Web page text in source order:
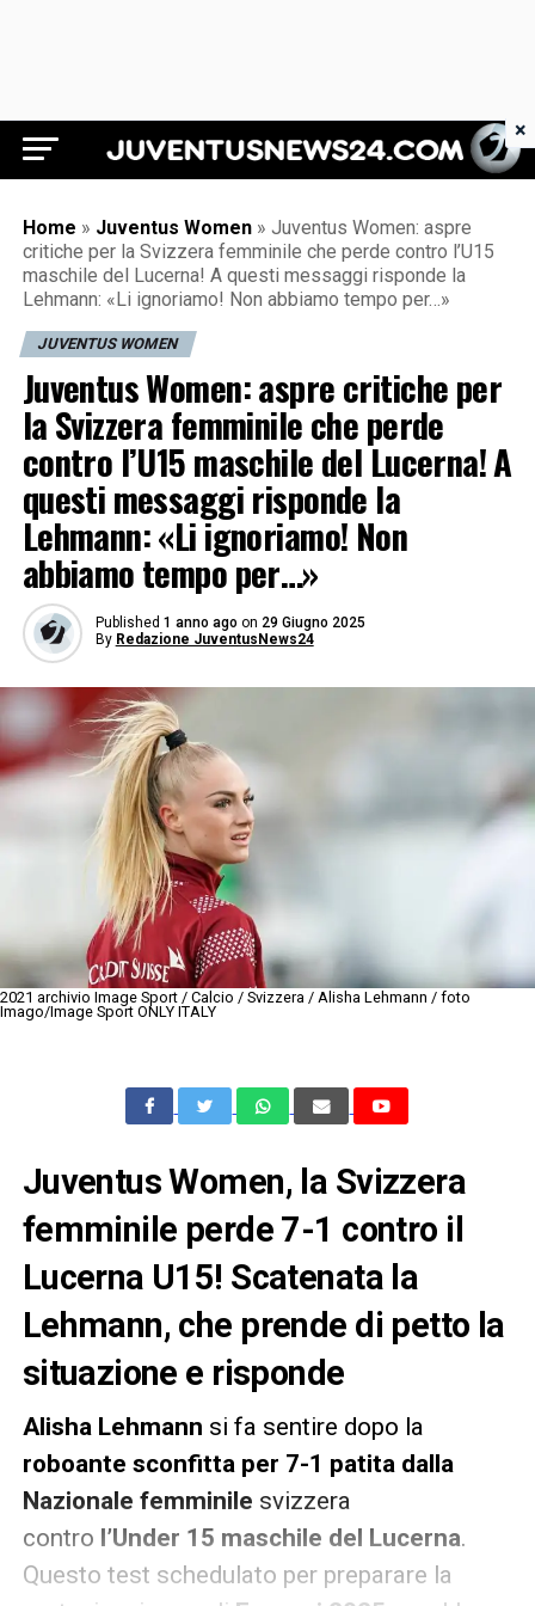
Juventus News 24
Home » Juventus Women » Juventus Women: aspre
critiche per la Svizzera femminile che perde contro l’U15
maschile del Lucerna! A questi messaggi risponde la
Lehmann: «Li ignoriamo! Non abbiamo tempo per…»
JUVENTUS WOMEN
Juventus Women: aspre critiche per
la Svizzera femminile che perde
contro l’U15 maschile del Lucerna! A
questi messaggi risponde la
Lehmann: «Li ignoriamo! Non
abbiamo tempo per…»
Published 1 anno ago on 29 Giugno 2025
By Redazione JuventusNews24
2021 archivio Image Sport / Calcio / Svizzera / Alisha Lehmann / foto
Imago/Image Sport ONLY ITALY
Juventus Women, la Svizzera
femminile perde 7-1 contro il
Lucerna U15! Scatenata la
Lehmann, che prende di petto la
situazione e risponde
Alisha Lehmann si fa sentire dopo la
roboante sconfitta per 7-1 patita dalla
Nazionale femminile svizzera
contro l’Under 15 maschile del Lucerna.
Questo test schedulato per preparare la
×